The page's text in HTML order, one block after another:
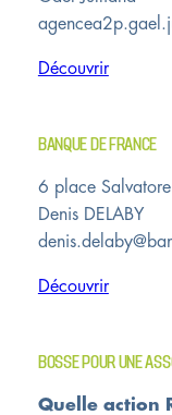
Découvrir
BANQUE DE FRANCE
6 place
Denis DELABY
Découvrir
BOSSE POUR UNE
Quelle action